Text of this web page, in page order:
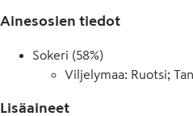
Ainesosien tiedot
Sokeri (58%)
Viljelymaa: Ruotsi;
Lisäaineet